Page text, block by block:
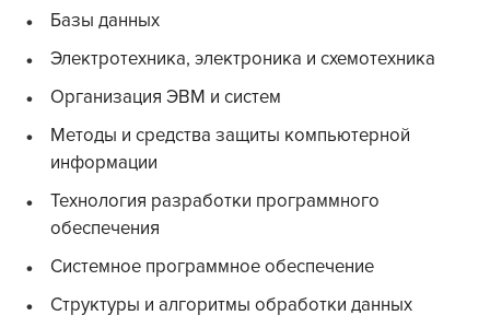
Базы данных
Электротехника, электроника и схемотехника
Организация ЭВМ и систем
Методы и средства защиты компьютерной
информации
Технология разработки программного
обеспечения
Системное программное обеспечение
Структуры и алгоритмы обработки данных